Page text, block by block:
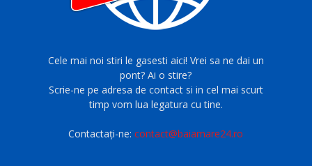
Cele mai noi stiri le gasesti aici! Vrei sa ne dai un
pont? Ai o stire?
Scrie-ne pe adresa de contact si in cel mai scurt
timp vom lua legatura cu tine.
Contactați-ne:contact@baiamare24.ro